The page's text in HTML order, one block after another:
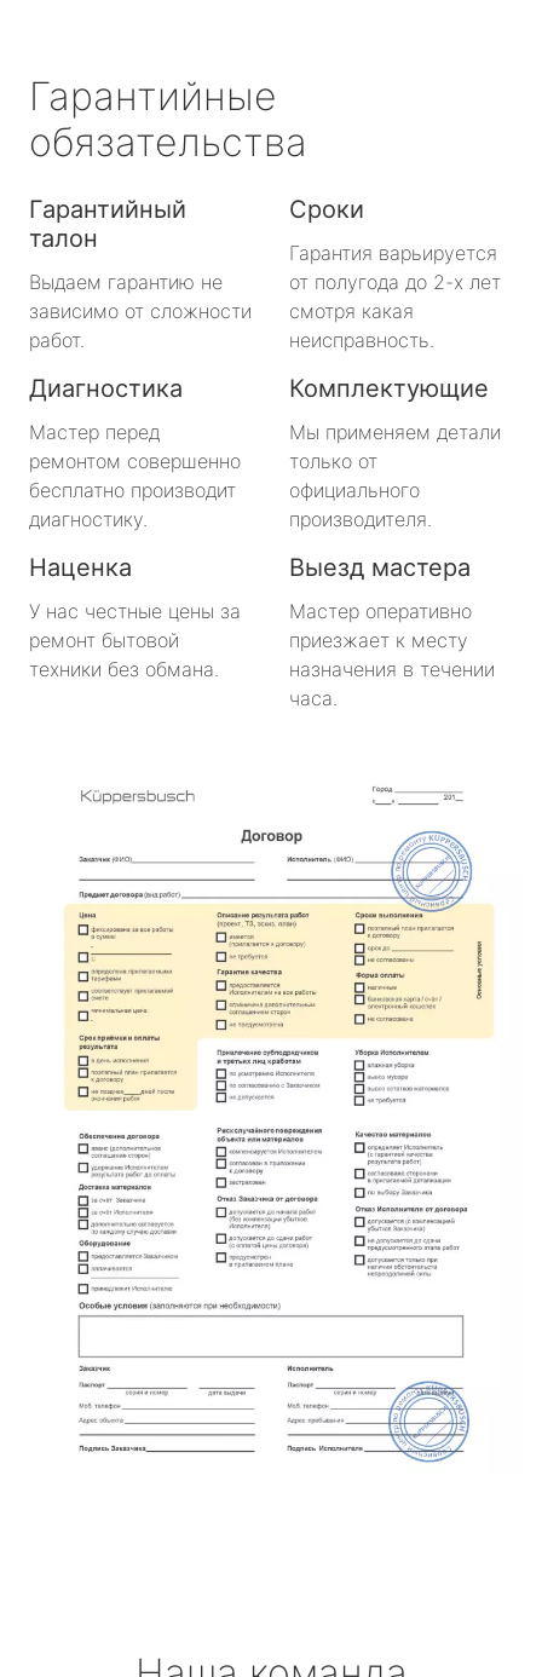
Гарантийные
обязательства
Гарантийный
талон
Выдаем гарантию не
зависимо от сложности
работ.
Сроки
Гарантия варьируется
от полугода до 2-х лет
смотря какая
неисправность.
Диагностика
Мастер перед
ремонтом совершенно
бесплатно производит
диагностику.
Комплектующие
Мы применяем детали
только от
официального
производителя.
Наценка
У нас честные цены за
ремонт бытовой
техники без обмана.
Выезд мастера
Мастер оперативно
приезжает к месту
назначения в течении
часа.